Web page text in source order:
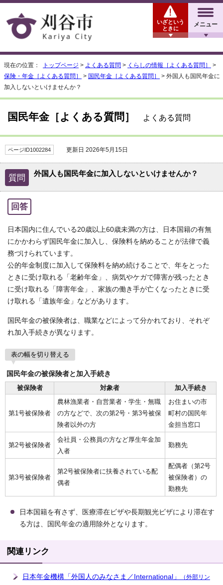
メニュー
いざという
ときに
現在の位置： トップページ > よくある質問 > くらしの情報［よくある質問］
>
保険・年金［よくある質問］
> 国民年金［よくある質問］
> 外国人も国民年金に
加入しないといけませんか？
国民年金［よくある質問］ よくある質問
ページID1002284 更新日 2026年5月15日
質問 外国人も国民年金に加入しないといけませんか？
回答
日本国内に住んでいる20歳以上60歳未満の方は、日本国籍の有無
にかかわらず国民年金に加入し、保険料を納めることが法律で義
務づけられています。
公的年金制度に加入して保険料を納め続けることで、年をとった
ときに受け取れる「老齢年金」、病気やケガで障害が残ったとき
に受け取れる「障害年金」、家族の働き手が亡くなったときに受
け取れる「遺族年金」などがあります。
国民年金の被保険者は、職業などによって分かれており、それぞ
れ加入手続きが異なります。
表の幅を切り替える
国民年金の被保険者と加入手続き
被保険者
対象者 加入手続き
第1号被保険者
農林漁業者・自営業者・学生・無職
の方などで、次の第2号・第3号被保
険者以外の方
お住まいの市
町村の国民年
金担当窓口
第2号被保険者
会社員・公務員の方など厚生年金加
入者
勤務先
第3号被保険者
第2号被保険者に扶養されている配
偶者
配偶者（第2号
被保険者）の
勤務先
日本国籍を有さず、医療滞在ビザや長期観光ビザにより滞在す
る方は、国民年金の適用除外となります。
関連リンク
日本年金機構「外国人のみなさま／International」
（外部リン